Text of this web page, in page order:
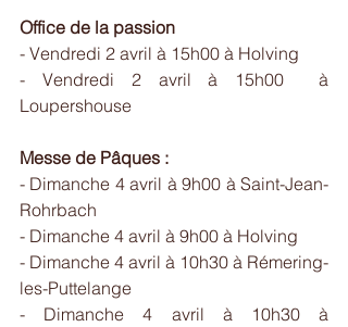
Office de la passion
- Vendredi 2 avril à 15h00 à Holving
- Vendredi 2 avril à 15h00  à
Loupershouse
Messe de Pâques :
- Dimanche 4 avril à 9h00 à Saint-Jean-
Rohrbach
- Dimanche 4 avril à 9h00 à Holving
- Dimanche 4 avril à 10h30 à Rémering-
les-Puttelange
- Dimanche 4 avril à 10h30 à